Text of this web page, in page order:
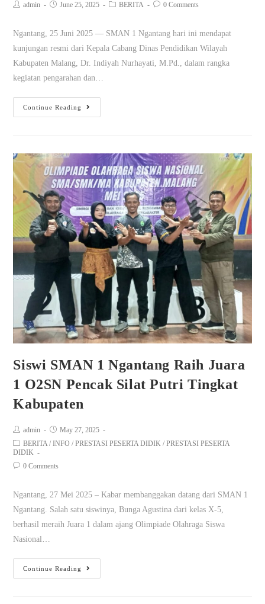
admin June 25, 2025 BERITA 0 Comments
Ngantang, 25 Juni 2025 — SMAN 1 Ngantang hari ini mendapat
kunjungan resmi dari Kepala Cabang Dinas Pendidikan Wilayah
Kabupaten Malang, Dr. Indiyah Nurhayati, M.Pd., dalam rangka
kegiatan pengarahan dan…
Continue Reading
Siswi SMAN 1 Ngantang Raih Juara
1 O2SN Pencak Silat Putri Tingkat
Kabupaten
admin
May 27, 2025
BERITA / INFO / PRESTASI PESERTA DIDIK / PRESTASI PESERTA
DIDIK
0 Comments
Ngantang, 27 Mei 2025 – Kabar membanggakan datang dari SMAN 1
Ngantang. Salah satu siswinya, Bunga Agustina dari kelas X-5,
berhasil meraih Juara 1 dalam ajang Olimpiade Olahraga Siswa
Nasional…
Continue Reading